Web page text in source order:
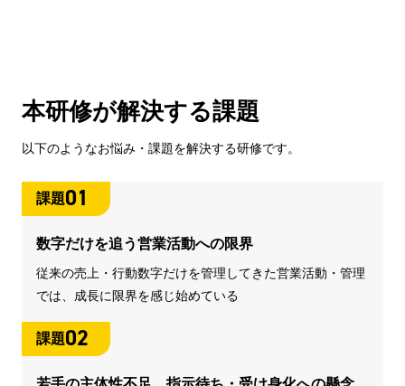
本研修が解決する課題
以下のようなお悩み・課題を解決する研修です。
課題01
数字だけを追う営業活動への限界
従来の売上・行動数字だけを管理してきた営業活動・管理
では、成長に限界を感じ始めている
課題02